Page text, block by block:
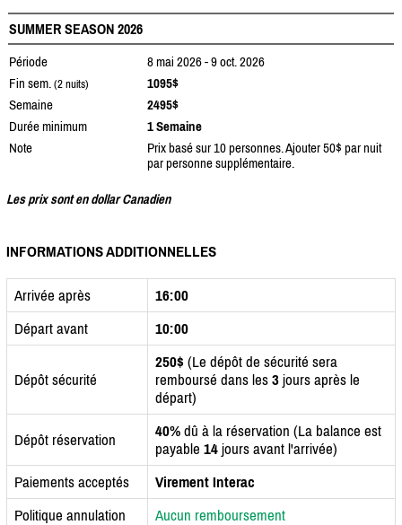
SUMMER SEASON 2026
Période
8 mai 2026 - 9 oct. 2026
Fin sem. (2 nuits)
1095$
Semaine
2495$
Durée minimum
1 Semaine
Note
Prix basé sur 10 personnes. Ajouter 50$ par nuit
par personne supplémentaire.
Les prix sont en dollar Canadien
INFORMATIONS ADDITIONNELLES
Arrivée après
16:00
Départ avant
10:00
Dépôt sécurité
250$ (Le dépôt de sécurité sera
remboursé dans les 3 jours après le
départ)
Dépôt réservation 40% dû à la réservation (La balance est
payable 14 jours avant l'arrivée)
Paiements acceptés
Virement Interac
Politique annulation
Aucun remboursement